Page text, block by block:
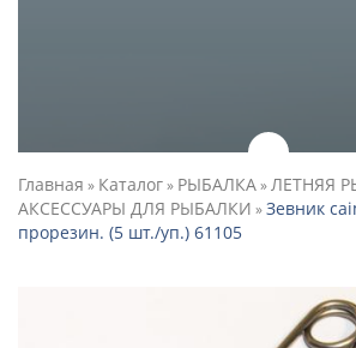
Главная » Каталог» РЫБАЛКА»ЛЕТНЯЯ
АКСЕССУАРЫ ДЛЯ РЫБАЛКИ »Зевник
прорезин. (5 шт./уп.) 61105